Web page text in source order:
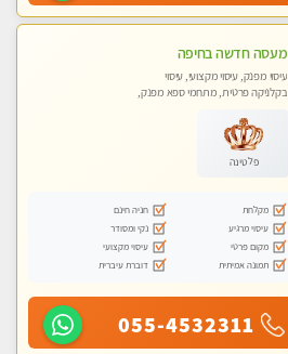
מעסה חדשה בחיפה
עיסוי מפנק, עיסוי מקצועי, עיסוי
בקלניקה פרטית, מתחמי ספא מפנק,
פלטינה
מקלחת
חניה חינם
עיסוי מרגיע
נקי ומסודר
מקום פרטי
עיסוי מקצועי
תמונה אמיתית
דוברת עיברית
055-4532311